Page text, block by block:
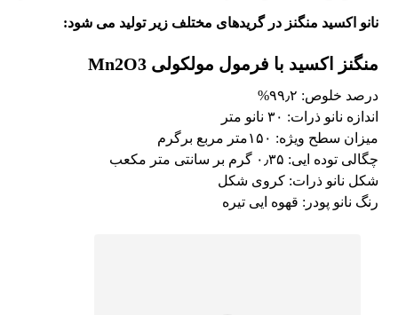
نانو اکسید منگنز در گریدهای مختلف زیر تولید می شود:
منگنز اکسید با فرمول مولکولی Mn2O3
درصد خلوص: ۹۹٫۲%
اندازه نانو ذرات: ۳۰ نانو متر
میزان سطح ویژه: ۱۵۰متر مربع برگرم
چگالی توده ایی: ۰٫۳۵ گرم بر سانتی متر مکعب
شکل نانو ذرات: کروی شکل
رنگ نانو پودر: قهوه ایی تیره